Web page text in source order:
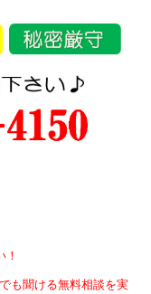
も聞ける無料相談を実